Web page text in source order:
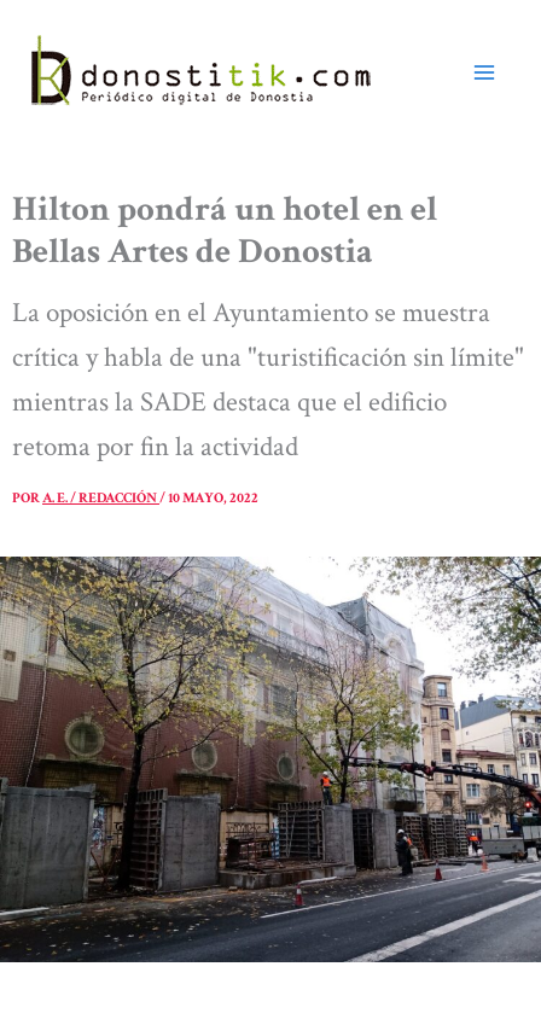
contenido
Hilton pondrá un hotel en el
Bellas Artes de Donostia
La oposición en el Ayuntamiento se muestra
crítica y habla de una "turistificación sin límite"
mientras la SADE destaca que el edificio
retoma por fin la actividad
PORA. E. / REDACCIÓN/10 MAYO, 2022